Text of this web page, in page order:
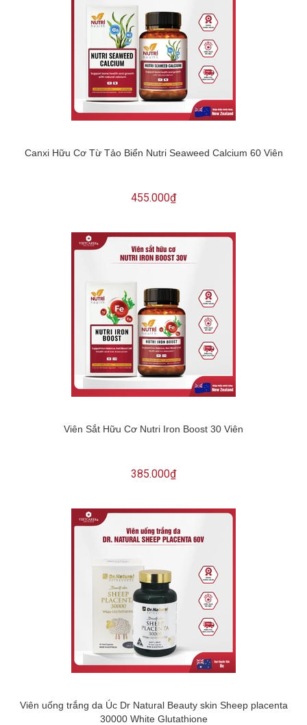
Canxi Hữu Cơ Từ Tảo Biển Nutri Seaweed Calcium 60 Viên
455.000₫
Viên Sắt Hữu Cơ Nutri Iron Boost 30 Viên
385.000₫
Viên uống trắng da Úc Dr Natural Beauty skin Sheep placenta
30000 White Glutathione